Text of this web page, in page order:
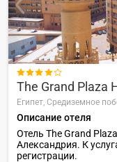

The Grand Plaza
Египет, Средиземное
Описание отеля
Отель The Grand
Александрия. К
регистрации.